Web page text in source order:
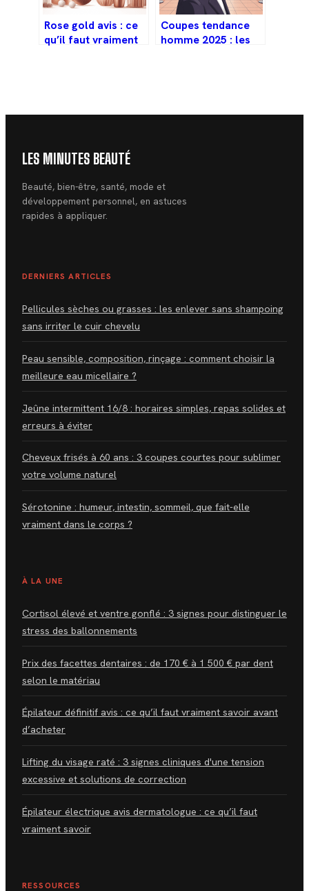
Rose gold avis : ce
qu’il faut vraiment
Coupes tendance
homme 2025 : les
LES MINUTES BEAUTÉ
Beauté, bien-être, santé, mode et
développement personnel, en astuces
rapides à appliquer.
DERNIERS ARTICLES
Pellicules sèches ou grasses : les enlever sans shampoing
sans irriter le cuir chevelu
Peau sensible, composition, rinçage : comment choisir la
meilleure eau micellaire ?
Jeûne intermittent 16/8 : horaires simples, repas solides et
erreurs à éviter
Cheveux frisés à 60 ans : 3 coupes courtes pour sublimer
votre volume naturel
Sérotonine : humeur, intestin, sommeil, que fait-elle
vraiment dans le corps ?
À LA UNE
Cortisol élevé et ventre gonflé : 3 signes pour distinguer le
stress des ballonnements
Prix des facettes dentaires : de 170 € à 1 500 € par dent
selon le matériau
Épilateur définitif avis : ce qu’il faut vraiment savoir avant
d’acheter
Lifting du visage raté : 3 signes cliniques d'une tension
excessive et solutions de correction
Épilateur électrique avis dermatologue : ce qu’il faut
vraiment savoir
RESSOURCES